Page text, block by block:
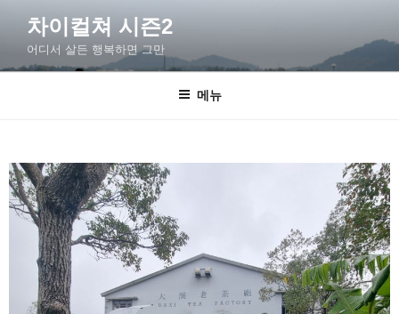
차이컬쳐 시즌2
어디서 살든 행복하면 그만
메뉴